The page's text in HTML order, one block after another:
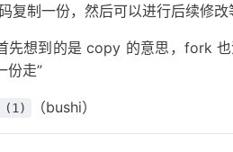
复制一份，然后可以进行后续修
先想到的是 copy 的意思，fork
份走”
(1) （bushi）